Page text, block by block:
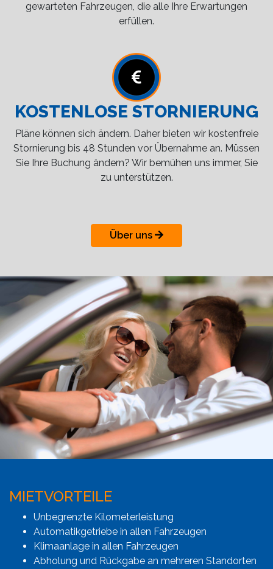
gewarteten Fahrzeugen, die alle Ihre Erwartungen
erfüllen.
KOSTENLOSE STORNIERUNG
Pläne können sich ändern. Daher bieten wir kostenfreie
Stornierung bis 48 Stunden vor Übernahme an. Müssen
Sie Ihre Buchung ändern? Wir bemühen uns immer, Sie
zu unterstützen.
Über uns
MIETVORTEILE
Unbegrenzte Kilometerleistung
Automatikgetriebe in allen Fahrzeugen
Klimaanlage in allen Fahrzeugen
Abholung und Rückgabe an mehreren Standorten